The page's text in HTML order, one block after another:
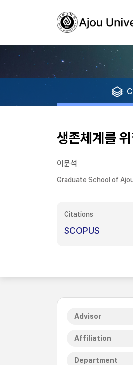
생존체계를
이문석
Graduate School of
Citations
SCOPUS
Advisor
Affiliation
Department